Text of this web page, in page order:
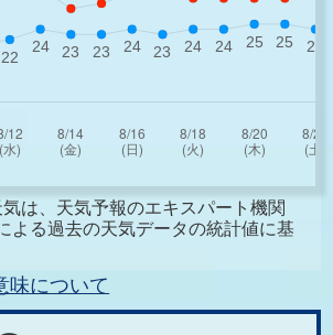
は、天気予報のエキスパート機関
よる過去の天気データの統計値に基
味について